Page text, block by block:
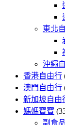
東北
沖繩
香港自由行
澳門自由行
新加坡自由
媽媽寶寶
副食品